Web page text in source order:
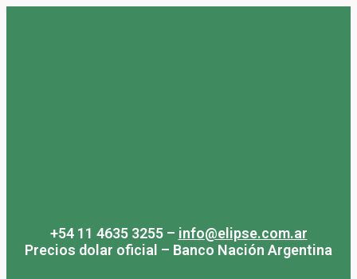
+54 11 4635 3255 – info@elipse.com.ar
Precios dolar oficial – Banco Nación Argentina